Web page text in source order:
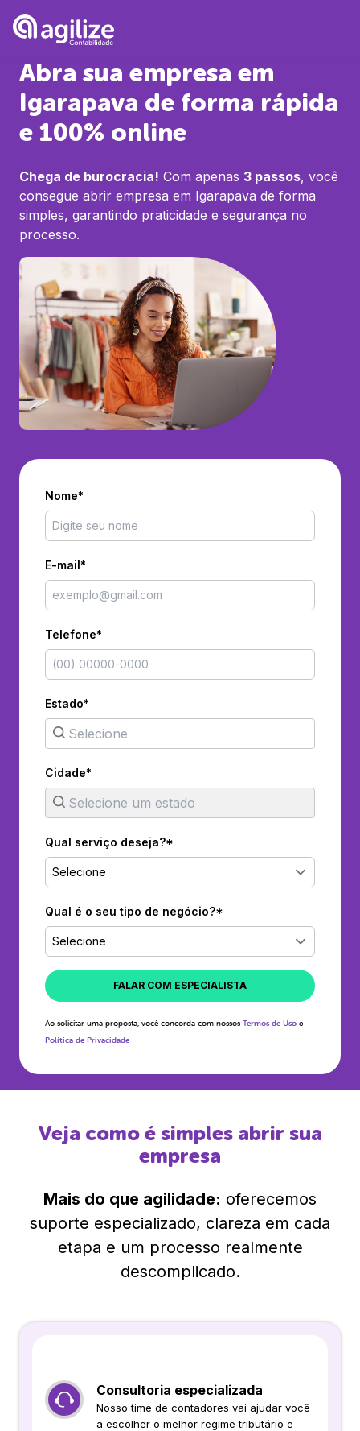
Abra sua empresa em
Igarapava de forma rápida
e 100% online
Chega de burocracia! Com apenas 3 passos, você
consegue abrir empresa em Igarapava de forma
simples, garantindo praticidade e segurança no
processo.
Nome*
E-mail*
Telefone*
Estado*
Cidade*
Qual serviço deseja?*
Selecione
Qual é o seu tipo de negócio?*
Selecione
FALAR COM ESPECIALISTA
Ao solicitar uma proposta, você concorda com nossos Termos de Uso e
Política de Privacidade
Veja como é simples abrir sua
empresa
Mais do que agilidade: oferecemos
suporte especializado, clareza em cada
etapa e um processo realmente
descomplicado.
Consultoria especializada
Nosso time de contadores vai ajudar você
a escolher o melhor regime tributário e